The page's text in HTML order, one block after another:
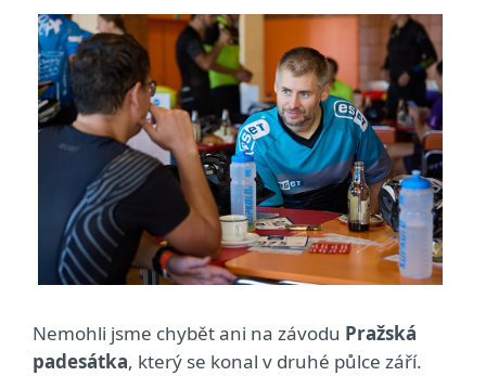
Nemohli jsme chybět ani na závodu Pražská
padesátka, který se konal v druhé půlce září.